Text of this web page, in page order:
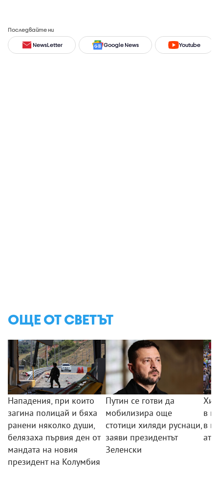
Последвайте ни
NewsLetter Google News Youtube
ОЩЕ ОТ СВЕТЪТ
Нападения, при които
загина полицай и бяха
ранени няколко души,
белязаха първия ден от
мандата на новия
президент на Колумбия
Путин се готви да
мобилизира още
стотици хиляди руснаци,
заяви президентът
Зеленски
в
в